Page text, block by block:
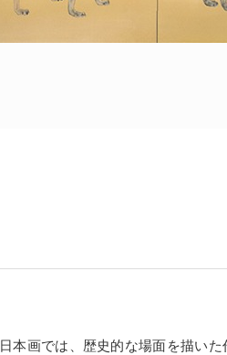
日本画では、歴史的な場面を描い